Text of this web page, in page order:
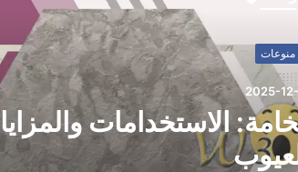
منوعات
2025-
الاستخدامات والمزايا